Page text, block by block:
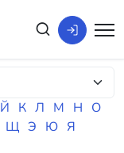
Й К Л М Н О
Щ Э Ю Я